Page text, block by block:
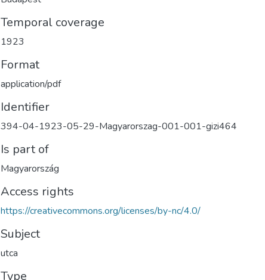
Temporal coverage
1923
Format
application/pdf
Identifier
394-04-1923-05-29-Magyarorszag-001-001-gizi464
Is part of
Magyarország
Access rights
https://creativecommons.org/licenses/by-nc/4.0/
Subject
utca
Type